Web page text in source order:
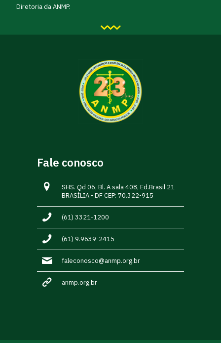
Diretoria da ANMP.
Fale conosco
SHS. Qd 06, Bl. A sala 408, Ed.Brasil 21
BRASÍLIA - DF CEP: 70.322-915
(61) 3321-1200
(61) 9.9639-2415
faleconosco@anmp.org.br
anmp.org.br